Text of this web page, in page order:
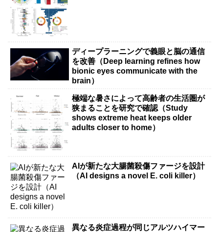
ディープラーニングで義眼と脳の通信
を改善（Deep learning refines how
bionic eyes communicate with the
brain）
極端な暑さによって高齢者の生活圏が
狭まることを研究で確認（Study
shows extreme heat keeps older
adults closer to home）
AIが新たな大腸菌殺傷ファージを設計
（AI designs a novel E. coli killer）
異なる炎症過程が同じアルツハイマー